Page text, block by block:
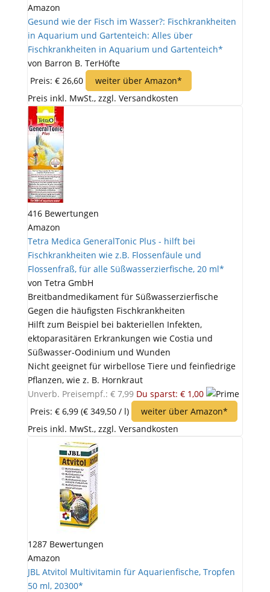
Amazon
Gesund wie der Fisch im Wasser?: Fischkrankheiten
in Aquarium und Gartenteich: Alles über
Fischkrankheiten in Aquarium und Gartenteich*
von Barron B. TerHöfte
Preis: € 26,60
weiter über Amazon*
Preis inkl. MwSt., zzgl. Versandkosten
416 Bewertungen
Amazon
Tetra Medica GeneralTonic Plus - hilft bei
Fischkrankheiten wie z.B. Flossenfäule und
Flossenfraß, für alle Süßwasserzierfische, 20 ml*
von Tetra GmbH
Breitbandmedikament für Süßwasserzierfische
Gegen die häufigsten Fischkrankheiten
Hilft zum Beispiel bei bakteriellen Infekten,
ektoparasitären Erkrankungen wie Costia und
Süßwasser-Oodinium und Wunden
Nicht geeignet für wirbellose Tiere und feinfiedrige
Pflanzen, wie z. B. Hornkraut
Unverb. Preisempf.: € 7,99 Du sparst: € 1,00
Preis: € 6,99 (€ 349,50 / l)
weiter über Amazon*
Preis inkl. MwSt., zzgl. Versandkosten
1287 Bewertungen
Amazon
JBL Atvitol Multivitamin für Aquarienfische, Tropfen
50 ml, 20300*